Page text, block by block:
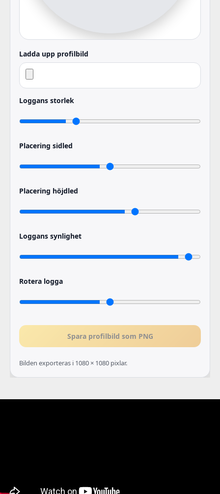
Ladda upp profilbild
Loggans storlek
Placering sidled
Placering höjdled
Loggans synlighet
Rotera logga
Spara profilbild som PNG
Bilden exporteras i 1080 × 1080 pixlar.